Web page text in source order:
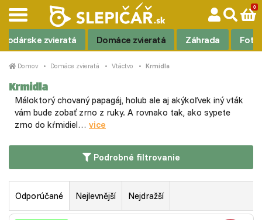
zvieratá Domáce zvieratá Záhrada
Domov Domáce zvieratá Vtáctvo Krmidla
Krmidla
Máloktorý chovaný papagáj, holub ale aj akýkoľvek iný vták
vám bude zobať zrno z ruky. A rovnako tak, ako sypete
zrno do kŕmidiel… vice
Podrobné filtrovanie
Odporúčané Nejlevnější Nejdražší